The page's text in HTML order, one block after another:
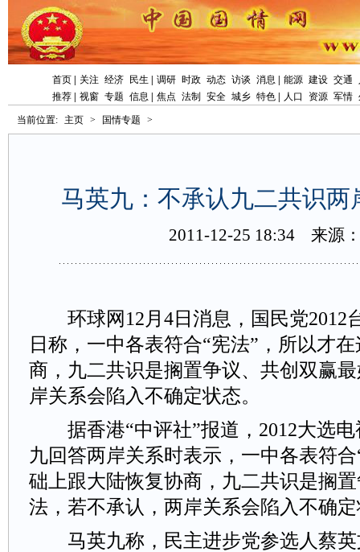
首页 关注 经济 民生 调研 时政 动态 访谈 消息 能源 建设 交通
推荐
视窗 专题 信息 焦点 法制 安全 城乡 特色 人口 资源 军情
当前位置: 主页 > 国情专题 >
马英九：不承认九二共识两
2011-12-2518:34 来源
环球网12月4日消息，国民党2012
日称，一中各表符合“宪法”，所以才
商，九二共识是搁置争议、共创双赢
岸关系会陷入不确定状态。
据香港“中评社”报道，2012大选电
九回答两岸关系时表示，一中各表符
础上跟大陆恢复协商，九二共识是搁
法，若不承认，两岸关系会陷入不确
马英九称，民主进步党参选人蔡英